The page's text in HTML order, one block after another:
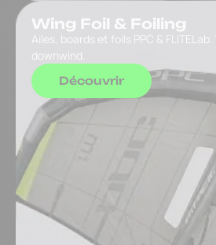
Wing Foil & Foiling
Ailes, boards et foils PPC &
downwind.
Découvrir